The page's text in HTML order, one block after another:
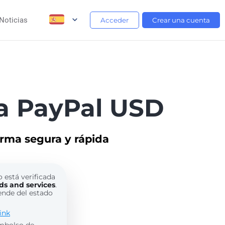
Noticias Acceder Crear una cuenta
USD
segura y rápida
está verificada
and services.
del estado